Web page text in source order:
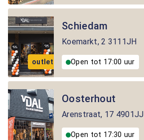
outlet
Schiedam
Koemarkt,2 3111JH
Open tot 17:00 uur
Oosterhout
Arenstraat, 17 4901JJ
Open tot 17:30 uur